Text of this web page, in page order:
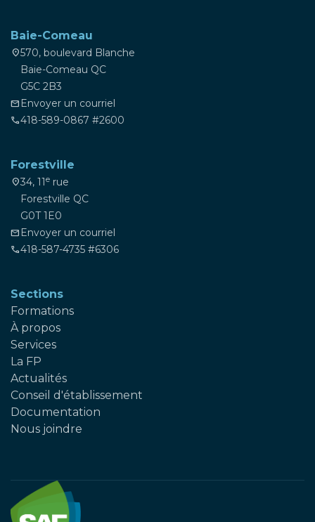
Baie-Comeau
location_on570, boulevard Blanche
Baie-Comeau QC
G5C 2B3
mail Envoyer un courriel
phone418-589-0867 #2600
Forestville
location_on34, 11e rue
Forestville QC
G0T 1E0
mail Envoyer un courriel
phone418-587-4735 #6306
Sections
Formations
À propos
Services
La FP
Actualités
Conseil d'établissement
Documentation
Nous joindre